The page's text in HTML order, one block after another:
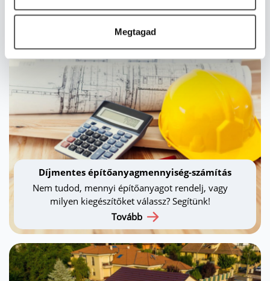
Megtagad
segítségével!
Díjmentes építőanyagmennyiség-számítás
Nem tudod, mennyi építőanyagot rendelj, vagy
milyen kiegészítőket válassz? Segítünk!
Tovább